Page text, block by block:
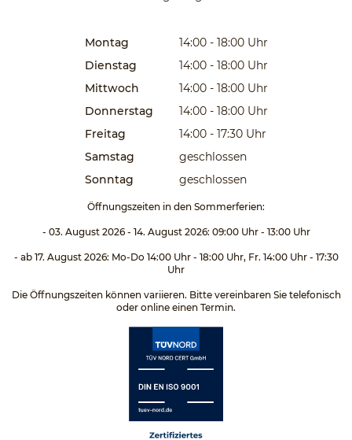
Montag 14:00 - 18:00Uhr
Dienstag
14:00 - 18:00Uhr
Mittwoch
14:00 - 18:00Uhr
Donnerstag
14:00 - 18:00Uhr
Freitag
14:00 - 17:30Uhr
Samstag
geschlossen
Sonntag
geschlossen
Öffnungszeiten in den Sommerferien:
- 03. August 2026 - 14. August 2026: 09:00 Uhr - 13:00 Uhr
- ab 17. August 2026: Mo-Do 14:00 Uhr - 18:00 Uhr, Fr. 14:00 Uhr - 17:30
Uhr
Die Öffnungszeiten können variieren. Bitte vereinbaren Sie telefonisch
oder online einen Termin.